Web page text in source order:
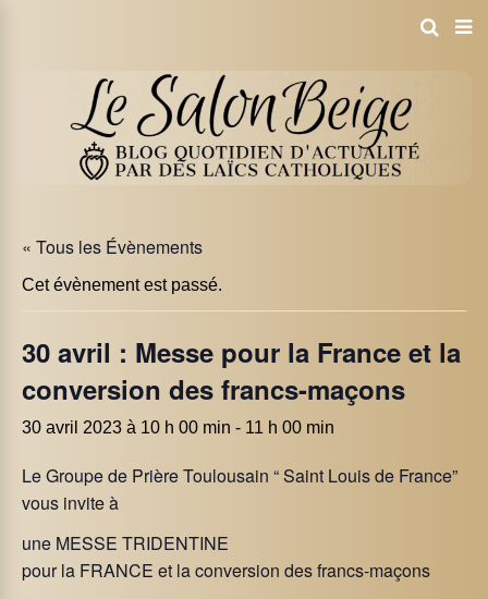
« Tous les Évènements
Cet évènement est passé.
30 avril : Messe pour la France et la
conversion des francs-maçons
30 avril 2023 à 10 h 00 min - 11 h 00 min
Le Groupe de Prière Toulousain “ Saint Louis de France”
vous invite à
une MESSE TRIDENTINE
pour la FRANCE et la conversion des francs-maçons